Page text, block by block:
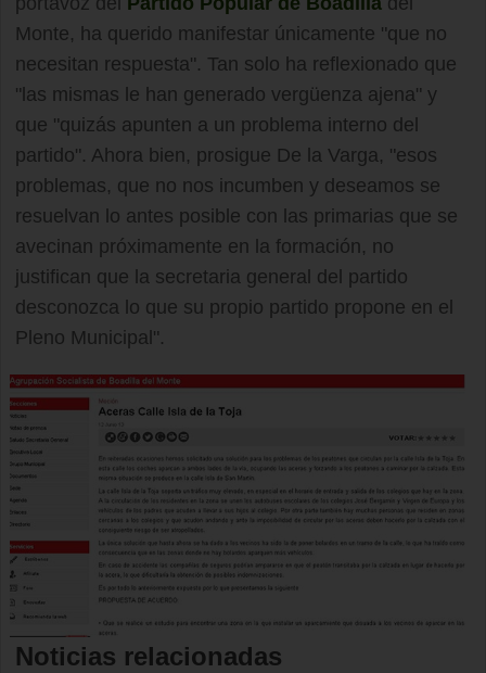
Monte, ha querido manifestar únicamente "que no
necesitan respuesta". Tan solo ha reflexionado que
"las mismas le han generado vergüenza ajena" y
que "quizás apunten a un problema interno del
partido". Ahora bien, prosigue De la Varga, "esos
problemas, que no nos incumben y deseamos se
resuelvan lo antes posible con las primarias que se
avecinan próximamente en la formación, no
justifican que la secretaria general del partido
desconozca lo que su propio partido propone en el
Pleno Municipal".
Noticias relacionadas